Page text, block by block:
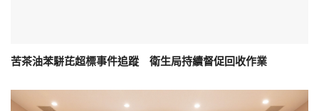
苦茶油苯駢芘超標事件追蹤 衛生局持續督促回收作業